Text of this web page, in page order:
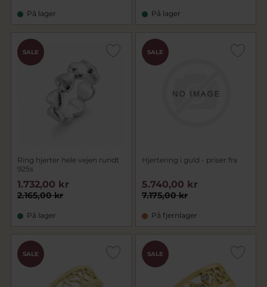
På lager På lager
SALE
Ring hjerter hele vejen rundt
925s
2.165,00 kr
1.732,00 kr
På lager
SALE
Hjertering i guld - priser fra
7.175,00 kr
5.740,00 kr
På fjernlager
SALE SALE